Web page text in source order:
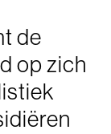
de
op zich